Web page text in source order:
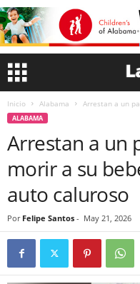
Inicio Alabama Arrestan a un
ALABAMA
Arrestan a un
morir a su
auto caluroso
Por Felipe Santos - May 21, 2026